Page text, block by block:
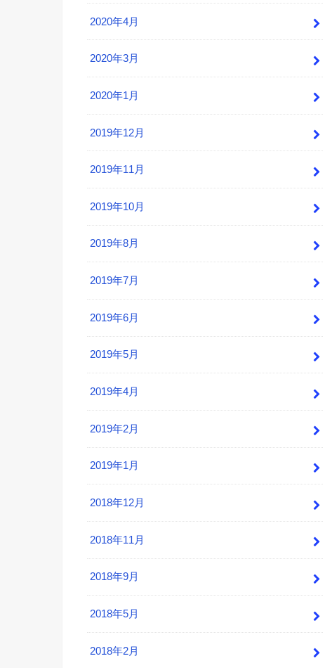
2020年4月
2020年3月
2020年1月
2019年12月
2019年11月
2019年10月
2019年8月
2019年7月
2019年6月
2019年5月
2019年4月
2019年2月
2019年1月
2018年12月
2018年11月
2018年9月
2018年5月
2018年2月